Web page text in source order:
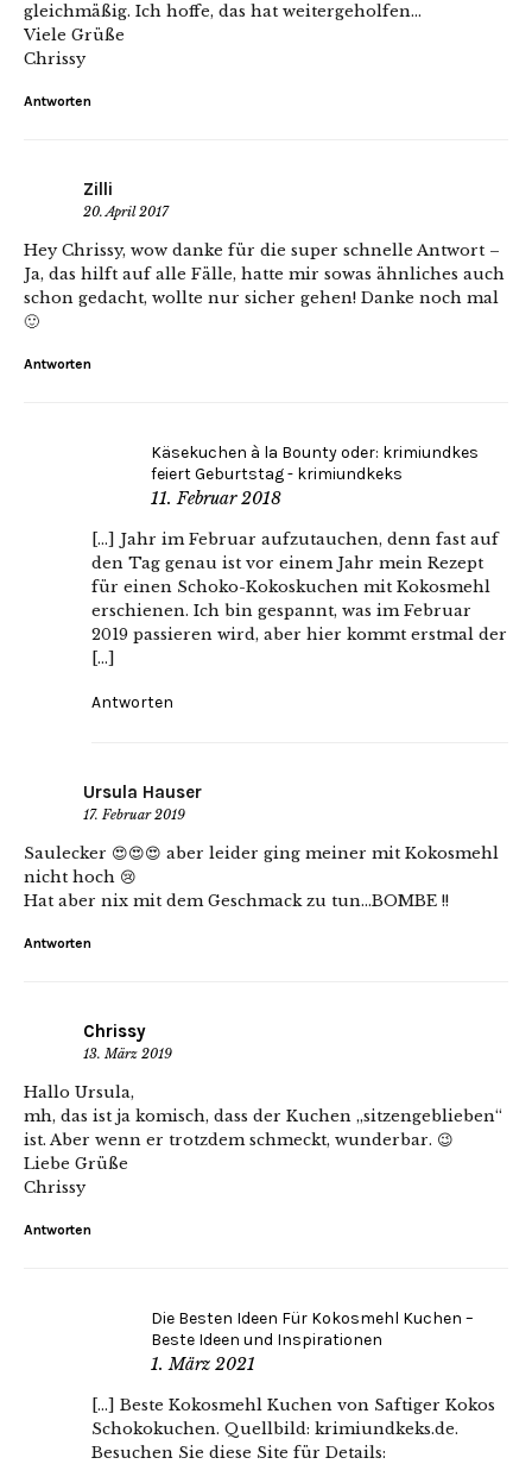
gleichmäßig. Ich hoffe, das hat weitergeholfen…
Viele Grüße
Chrissy
Antworten
Zilli
20. April 2017
Hey Chrissy, wow danke für die super schnelle Antwort –
Ja, das hilft auf alle Fälle, hatte mir sowas ähnliches auch
schon gedacht, wollte nur sicher gehen! Danke noch mal
🙂
Antworten
Käsekuchen à la Bounty oder: krimiundkes
feiert Geburtstag - krimiundkeks
11. Februar 2018
[…] Jahr im Februar aufzutauchen, denn fast auf
den Tag genau ist vor einem Jahr mein Rezept
für einen Schoko-Kokoskuchen mit Kokosmehl
erschienen. Ich bin gespannt, was im Februar
2019 passieren wird, aber hier kommt erstmal der
[…]
Antworten
Ursula Hauser
17. Februar 2019
Saulecker 😍😍😍 aber leider ging meiner mit Kokosmehl
nicht hoch 😢
Hat aber nix mit dem Geschmack zu tun…BOMBE !!
Antworten
Chrissy
13. März 2019
Hallo Ursula,
mh, das ist ja komisch, dass der Kuchen „sitzengeblieben“
ist. Aber wenn er trotzdem schmeckt, wunderbar. 😉
Liebe Grüße
Chrissy
Antworten
Die Besten Ideen Für Kokosmehl Kuchen –
Beste Ideen und Inspirationen
1. März 2021
[…] Beste Kokosmehl Kuchen von Saftiger Kokos
Schokokuchen. Quellbild: krimiundkeks.de.
Besuchen Sie diese Site für Details: